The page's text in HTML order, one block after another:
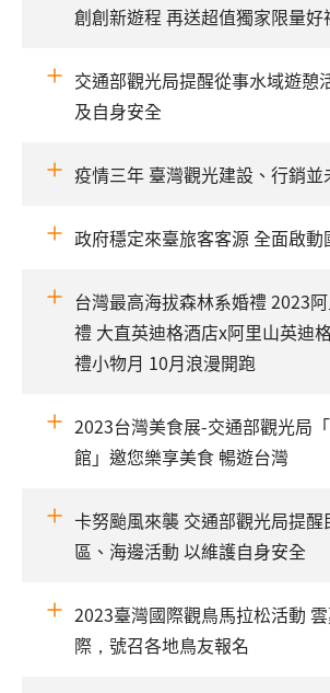
創創新遊程 再送超值獨家限量好
交通部觀光局提醒從事水域遊憩
及自身安全
疫情三年 臺灣觀光建設、行銷並
政府穩定來臺旅客客源 全面啟動
台灣最高海拔森林系婚禮 2023
禮 大直英迪格酒店x阿里山英迪
禮小物月 10月浪漫開跑
2023台灣美食展-交通部觀光局
館」邀您樂享美食 暢遊台灣
卡努颱風來襲 交通部觀光局提醒
區、海邊活動 以維護自身安全
2023臺灣國際觀鳥馬拉松活動
際，號召各地鳥友報名